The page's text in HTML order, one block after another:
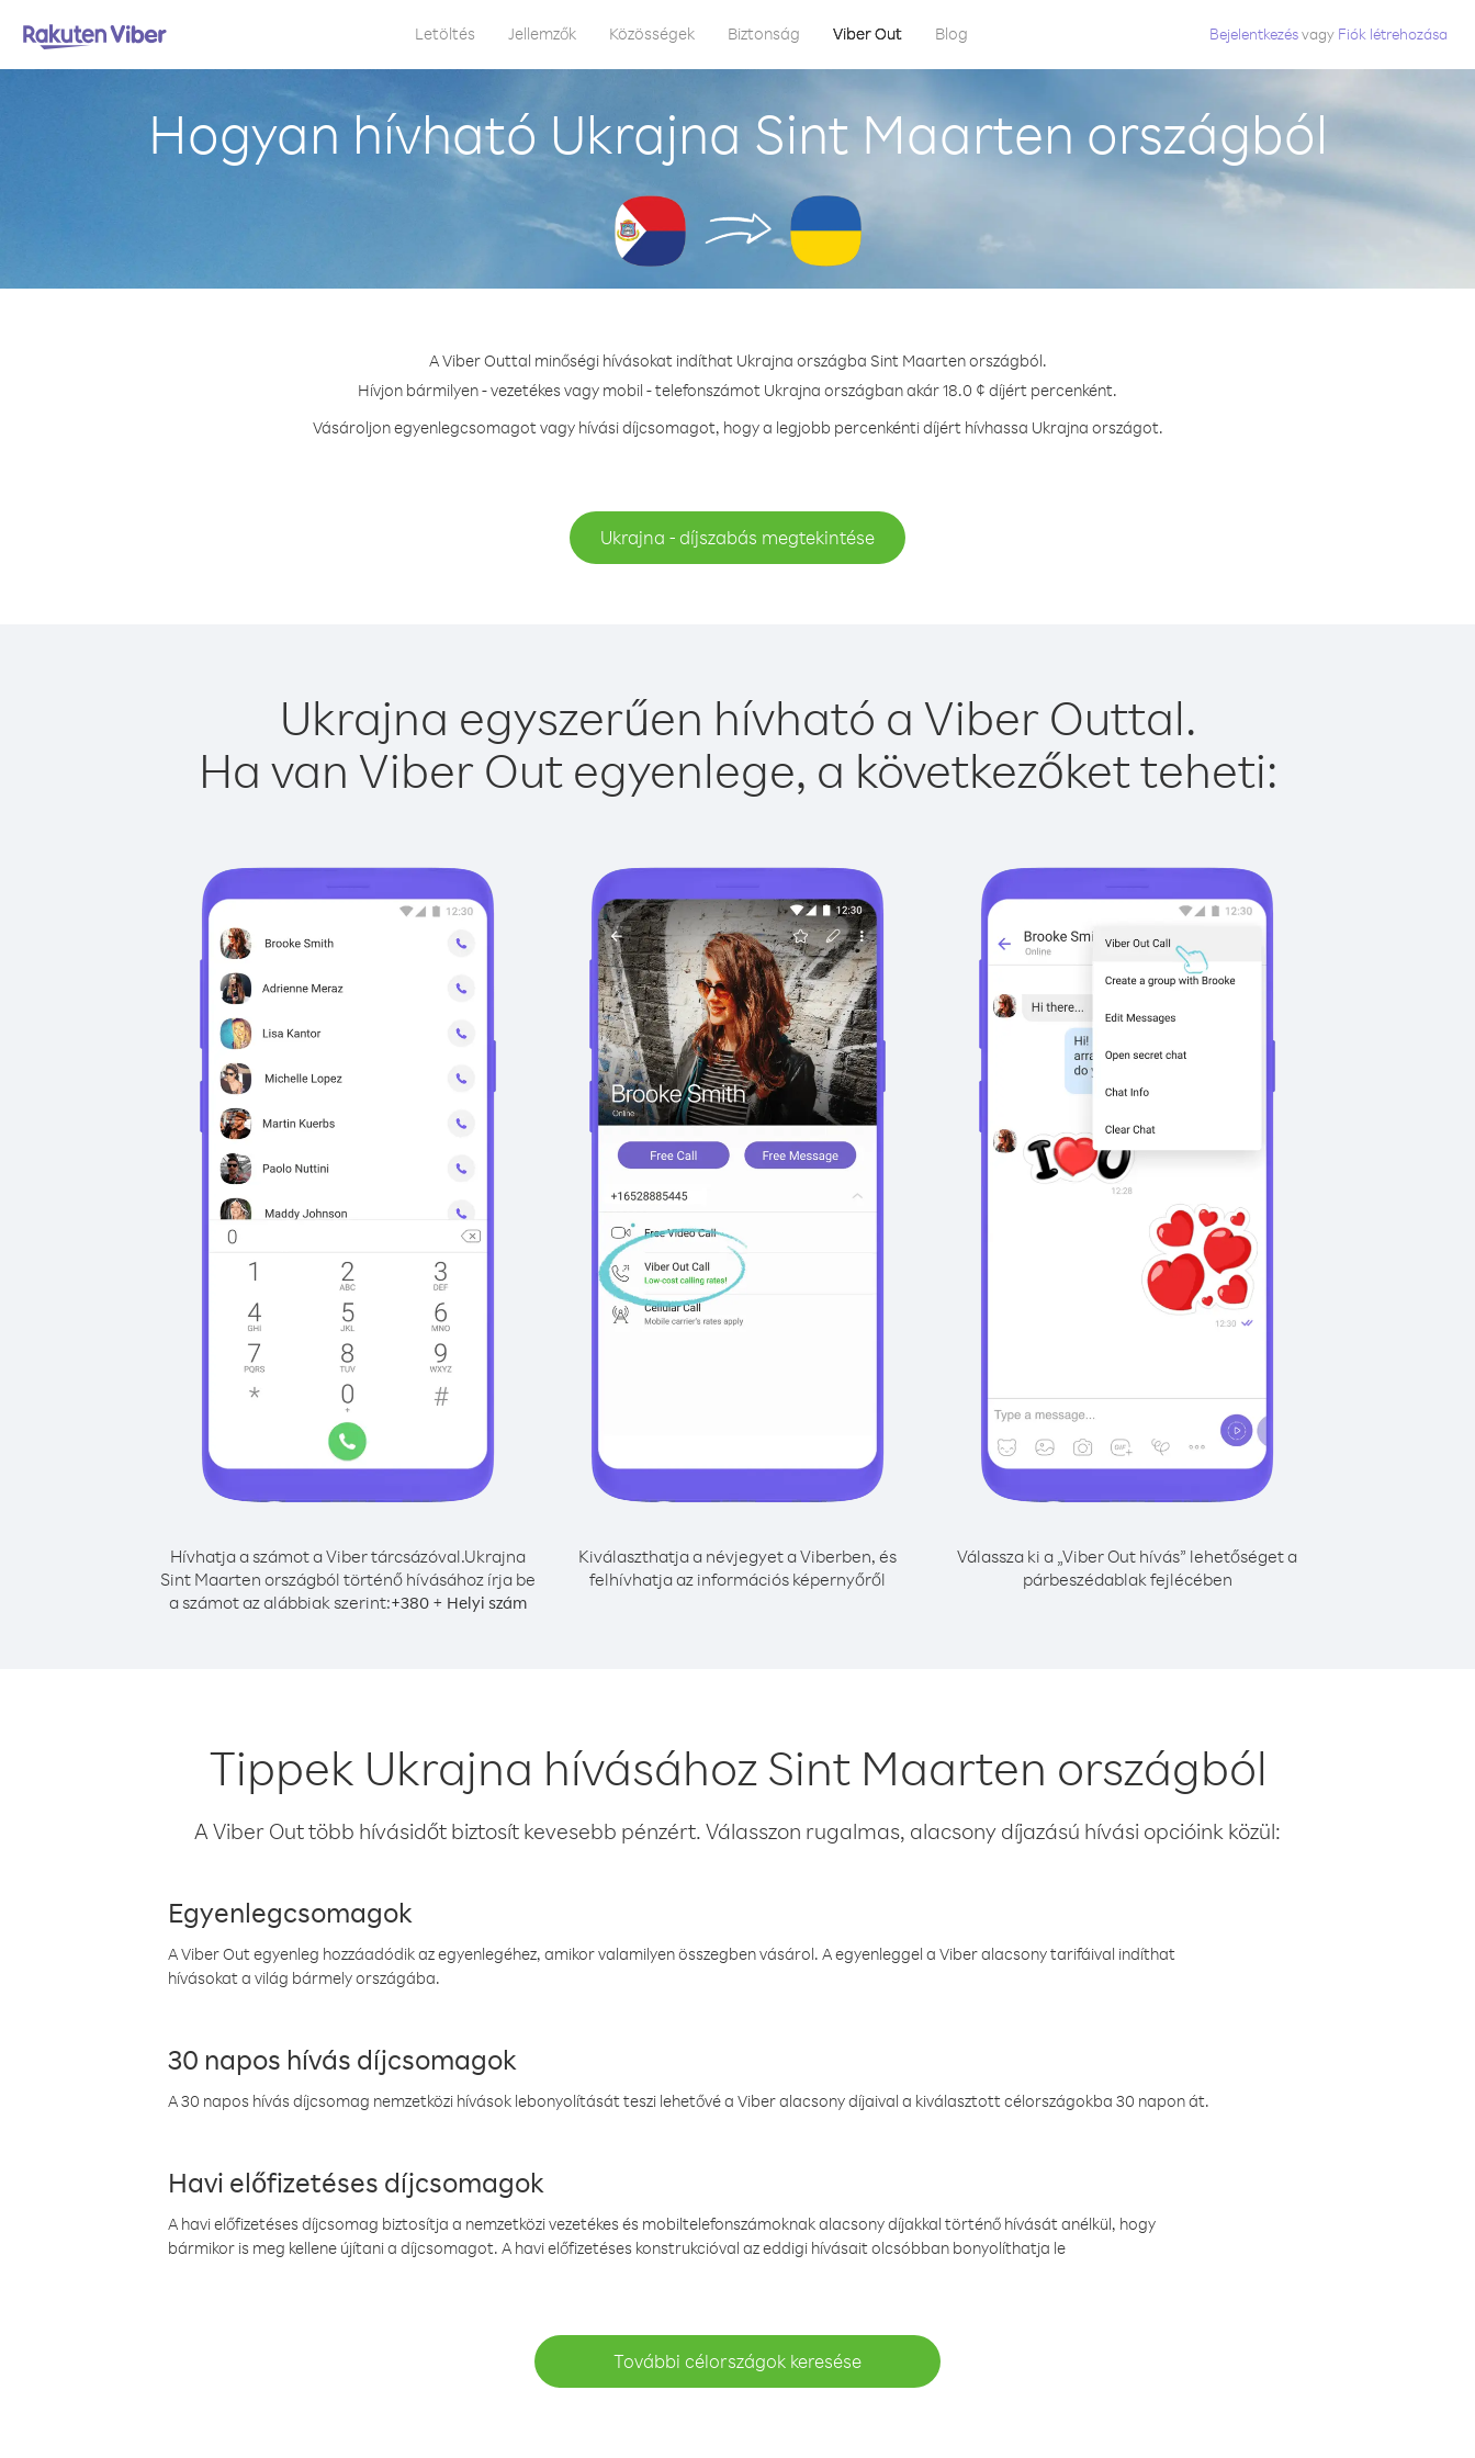
Letöltés Jellemzők Közösségek Biztonság Viber Out Blog Bejelentkezésvagy Fiók létrehozása
Hogyan hívható Ukrajna Sint Maarten országból
A Viber Outtal minőségi hívásokat indíthat Ukrajna országba Sint Maarten országból.
Hívjon bármilyen - vezetékes vagy mobil - telefonszámot Ukrajna országban akár 18.0 ¢ díjért percenként.
Vásároljon egyenlegcsomagot vagy hívási díjcsomagot, hogy a legjobb percenkénti díjért hívhassa Ukrajna országot.
Ukrajna - díjszabás megtekintése
Ukrajna egyszerűen hívható a Viber Outtal.
Ha van Viber Out egyenlege, a következőket teheti:
Hívhatja a számot a Viber tárcsázóval.Ukrajna
Sint Maarten országból történő hívásához írja be
a számot az alábbiak szerint:+380 + Helyi szám
Kiválaszthatja a névjegyet a Viberben, és
felhívhatja az információs képernyőről
Válassza ki a „Viber Out hívás” lehetőséget a
párbeszédablak fejlécében
Tippek Ukrajna hívásához Sint Maarten országból
A Viber Out több hívásidőt biztosít kevesebb pénzért. Válasszon rugalmas, alacsony díjazású hívási opcióink közül:
Egyenlegcsomagok
A Viber Out egyenleg hozzáadódik az egyenlegéhez, amikor valamilyen összegben vásárol. A egyenleggel a Viber alacsony tarifáival indíthat
hívásokat a világ bármely országába.
30 napos hívás díjcsomagok
A 30 napos hívás díjcsomag nemzetközi hívások lebonyolítását teszi lehetővé a Viber alacsony díjaival a kiválasztott célországokba 30 napon át.
Havi előfizetéses díjcsomagok
A havi előfizetéses díjcsomag biztosítja a nemzetközi vezetékes és mobiltelefonszámoknak alacsony díjakkal történő hívását anélkül, hogy
bármikor is meg kellene újítani a díjcsomagot. A havi előfizetéses konstrukcióval az eddigi hívásait olcsóbban bonyolíthatja le
További célországok keresése